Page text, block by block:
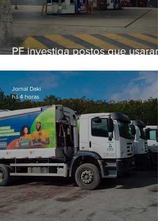
PF investiga postos que usaram
secretário morto em 2020
Jornal Daki
há 4 horas